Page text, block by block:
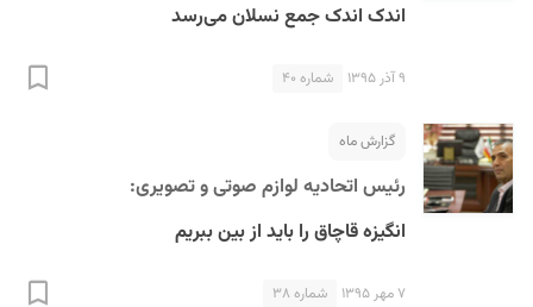
اندک اندک جمع نسلان می‌رسد
۹ آذر ۱۳۹۵ شماره ۴۰
گزارش ماه
رئیس اتحادیه لوازم صوتی و تصویری:
انگیزه قاچاق را باید از بین ببریم
۷ مهر ۱۳۹۵ شماره ۳۸